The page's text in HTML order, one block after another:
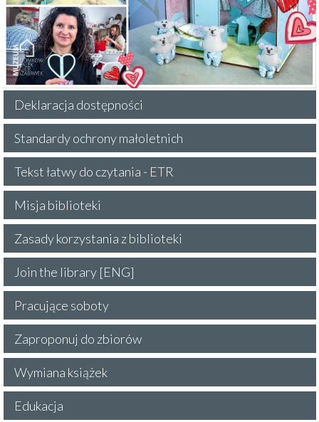
Deklaracja dostępności
Standardy ochrony małoletnich
Tekst łatwy do czytania - ETR
Misja biblioteki
Zasady korzystania z biblioteki
Join the library [ENG]
Pracujące soboty
Zaproponuj do zbiorów
Wymiana książek
Edukacja